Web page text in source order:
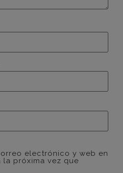
electrónico y web en
la próxima vez que